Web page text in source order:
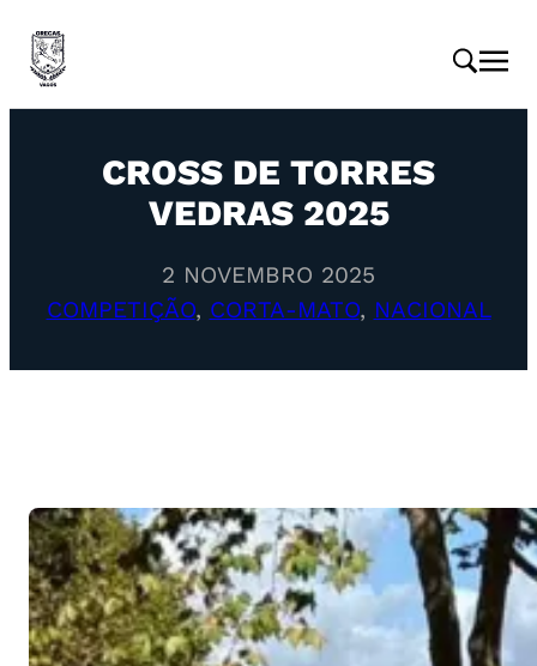
CROSS DE TORRES
VEDRAS 2025
2 NOVEMBRO 2025
COMPETIÇÃO, CORTA-MATO, NACIONAL